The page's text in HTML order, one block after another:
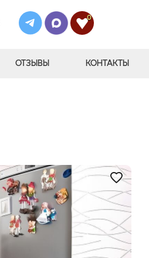
0
ОТЗЫВЫ КОНТАКТЫ